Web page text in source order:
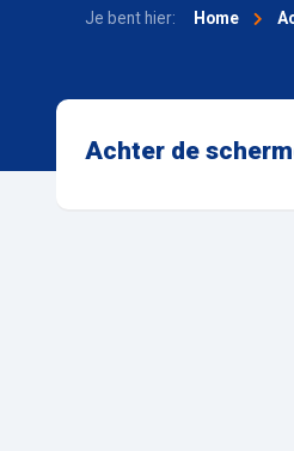
Je bent hier: Home
Achter de